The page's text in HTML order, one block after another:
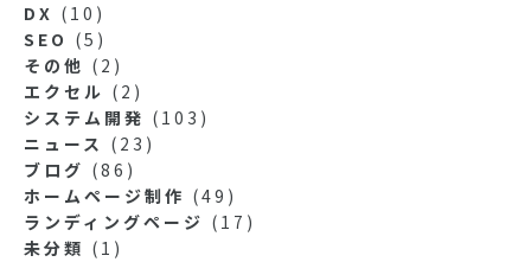
DX (10)
SEO (5)
その他 (2)
エクセル (2)
システム開発 (103)
ニュース (23)
ブログ (86)
ホームページ制作 (49)
ランディングページ (17)
未分類 (1)